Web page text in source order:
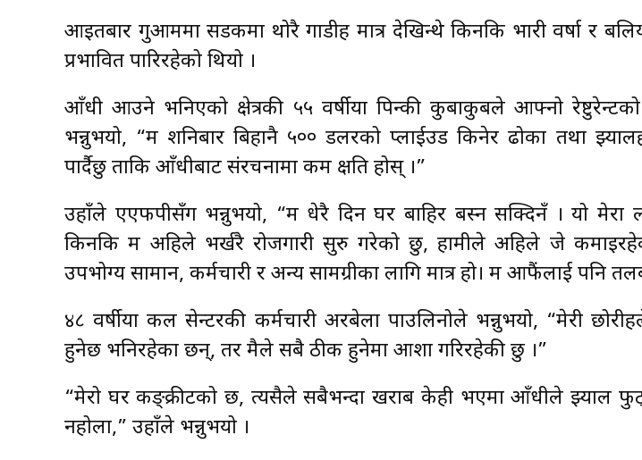
आइतबार गुआममा सडकमा थोरै गाडीहरू मात्र देखिन्थे किनकि भारी वर्षा र
प्रभावित पारिरहेको थियो ।
आँधी आउने भनिएको क्षेत्रकी ५५ वर्षीया पिन्की कुबाकुबले आफ्नो रेष्टुरेन्टको
भन्नुभयो, “म शनिबार बिहानै ५०० डलरको प्लाईउड किनेर ढोका तथा
पार्दैछु ताकि आँधीबाट संरचनामा कम क्षति होस् ।”
उहाँले एएफपीसँग भन्नुभयो, “म धेरै दिन घर बाहिर बस्न सक्दिनँ । यो मेरा
किनकि म अहिले भर्खरै रोजगारी सुरु गरेको छु, हामीले अहिले जे
उपभोग्य सामान, कर्मचारी र अन्य सामग्रीका लागि मात्र हो। म आफैंलाई पनि
४८ वर्षीया कल सेन्टरकी कर्मचारी अरबेला पाउलिनोले भन्नुभयो, “मेरी
हुनेछ भनिरहेका छन्, तर मैले सबै ठीक हुनेमा आशा गरिरहेकी छु ।”
“मेरो घर कङ्क्रीटको छ, त्यसैले सबैभन्दा खराब केही भएमा आँधीले झ्याल
नहोला,” उहाँले भन्नुभयो ।